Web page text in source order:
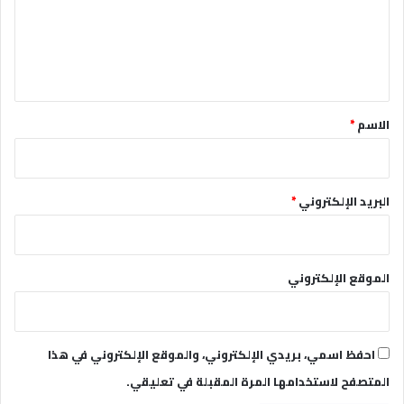
*الاسم*
البريد الإلكتروني*
الموقع الإلكتروني
احفظ اسمي، بريدي الإلكتروني، والموقع الإلكتروني في هذا
المتصفح لاستخدامها المرة المقبلة في تعليقي.